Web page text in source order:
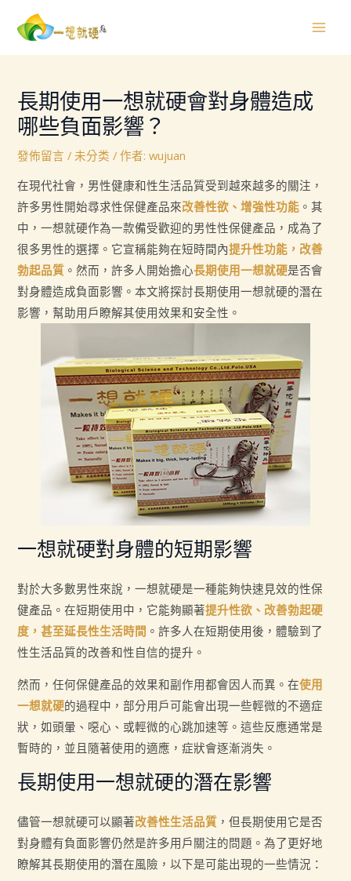
主
長期使用一想就硬會對身體造成
哪些負面影響？
發佈留言 / 未分类 / 作者:wujuan
在現代社會，男性健康和性生活品質受到越來越多的關注，
許多男性開始尋求性保健產品來改善性欲、增強性功能 。其
中，一想就硬作為一款備受歡迎的男性性保健產品，成為了
很多男性的選擇。它宣稱能夠在短時間內提升性功能， 改善
勃起品質 。然而，許多人開始擔心長期使用一想就硬是否會
對身體造成負面影響。本文將探討長期使用一想就硬的潛在
影響，幫助用戶瞭解其使用效果和安全性。
一想就硬對身體的短期影響
對於大多數男性來說，一想就硬是一種能夠快速見效的性保
健產品。在短期使用中，它能夠顯著提升性欲、改善勃起硬
度，甚至延長性生活時間 。許多人在短期使用後，體驗到了
性生活品質的改善和性自信的提升。
然而，任何保健產品的效果和副作用都會因人而異。在使用
一想就硬的過程中，部分用戶可能會出現一些輕微的不適症
狀，如頭暈、噁心、或輕微的心跳加速等。這些反應通常是
暫時的，並且隨著使用的適應，症狀會逐漸消失。
長期使用一想就硬的潛在影響
儘管一想就硬可以顯著改善性生活品質 ，但長期使用它是否
對身體有負面影響仍然是許多用戶關注的問題。為了更好地
瞭解其長期使用的潛在風險，以下是可能出現的一些情況：
navigation